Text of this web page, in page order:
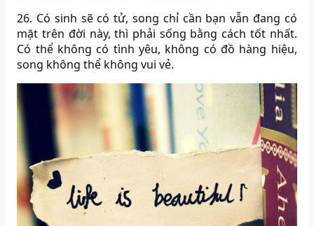
26. Có sinh sẽ có tử, song chỉ cần bạn vẫn đang có
mặt trên đời này, thì phải sống bằng cách tốt nhất.
Có thể không có tình yêu, không có đồ hàng hiệu,
song không thể không vui vẻ.